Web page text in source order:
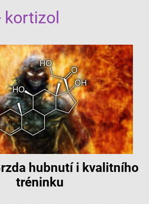
kortizol
hubnutí i kvalitního
tréninku